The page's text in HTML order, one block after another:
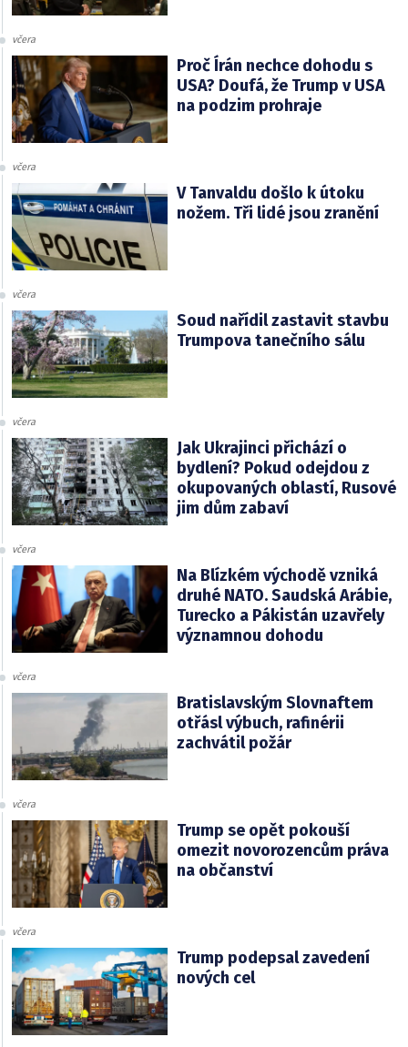
včera
Proč Írán nechce dohodu s
USA? Doufá, že Trump v USA
na podzim prohraje
včera
V Tanvaldu došlo k útoku
nožem. Tři lidé jsou zranění
včera
Soud nařídil zastavit stavbu
Trumpova tanečního sálu
včera
Jak Ukrajinci přichází o
bydlení? Pokud odejdou z
okupovaných oblastí, Rusové
jim dům zabaví
včera
Na Blízkém východě vzniká
druhé NATO. Saudská Arábie,
Turecko a Pákistán uzavřely
významnou dohodu
včera
Bratislavským Slovnaftem
otřásl výbuch, rafinérii
zachvátil požár
včera
Trump se opět pokouší
omezit novorozencům práva
na občanství
včera
Trump podepsal zavedení
nových cel